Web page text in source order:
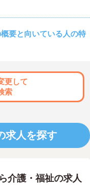
要と向いている人の特
更して
索
求人を探す
介護・福祉の求人